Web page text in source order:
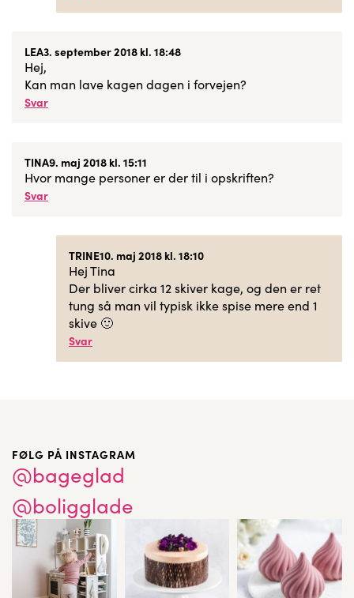
LEA3. september 2018 kl. 18:48
Hej,
Kan man lave kagen dagen i forvejen?
Svar
TINA9. maj 2018 kl. 15:11
Hvor mange personer er der til i opskriften?
Svar
TRINE10. maj 2018 kl. 18:10
Hej Tina
Der bliver cirka 12 skiver kage, og den er ret
tung så man vil typisk ikke spise mere end 1
skive 🙂
Svar
FØLG PÅ INSTAGRAM
@bageglad
@boligglade